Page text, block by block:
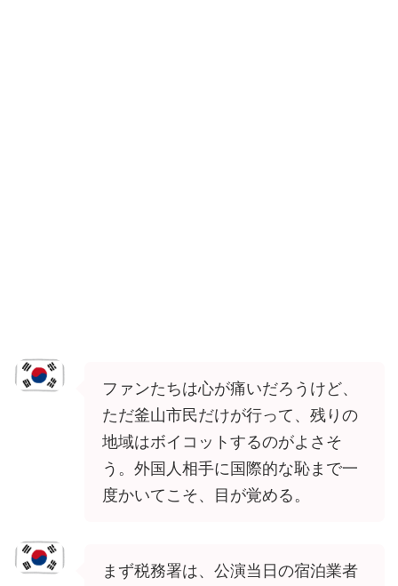
ファンたちは心が痛いだろうけど、
ただ釜山市民だけが行って、残りの
地域はボイコットするのがよさそ
う。外国人相手に国際的な恥まで一
度かいてこそ、目が覚める。
まず税務署は、公演当日の宿泊業者